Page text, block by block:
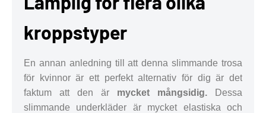
kroppstyper
En annan anledning till att denna slimmande trosa
för kvinnor är ett perfekt alternativ för dig är det
faktum att den är mycket mångsidig. Dessa
slimmande underkläder är mycket elastiska och